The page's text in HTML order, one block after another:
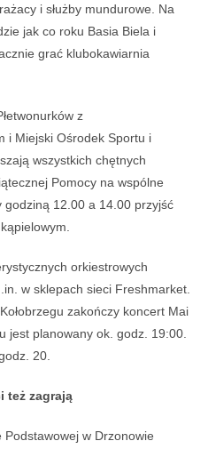
i służby mundurowe. Na
jak co roku Basia Biela i
grać klubokawiarnia
z
i Miejski Ośrodek Sportu i
wszystkich chętnych
Pomocy na wspólne
godziną 12.00 a 14.00 przyjść
orkiestrowych
w sklepach sieci Freshmarket.
zakończy koncert Mai
jest planowany ok. godz. 19:00.
20.
też zagrają
Podstawowej w Drzonowie